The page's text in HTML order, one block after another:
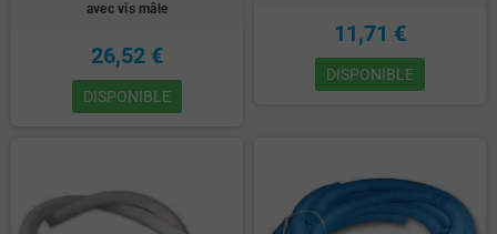
avec vis mâle
26,52 €
DISPONIBLE
11,71 €
DISPONIBLE